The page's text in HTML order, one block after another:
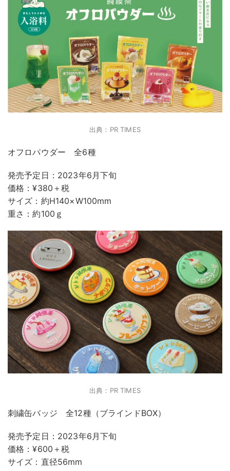
出典：PR TIMES
オフロパウダー 全6種
発売予定日：2023年6月下旬
価格：¥380＋税
サイズ：約H140×W100mm
重さ：約100ｇ
出典：PR TIMES
刺繍缶バッジ 全12種（ブラインドBOX）
発売予定日：2023年6月下旬
価格：¥600＋税
サイズ：直径56mm